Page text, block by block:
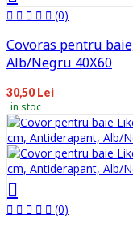
(0)
Covoras pentru baie,
Alb/Negru 40X60
30,50 Lei
in stoc
(0)